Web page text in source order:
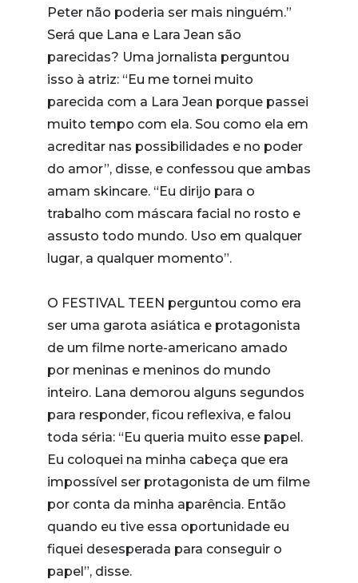
Peter não poderia ser mais ninguém.”
Será que Lana e Lara Jean são
parecidas? Uma jornalista perguntou
isso à atriz: “Eu me tornei muito
parecida com a Lara Jean porque passei
muito tempo com ela. Sou como ela em
acreditar nas possibilidades e no poder
do amor”, disse, e confessou que ambas
amam skincare. “Eu dirijo para o
trabalho com máscara facial no rosto e
assusto todo mundo. Uso em qualquer
lugar, a qualquer momento”.
O FESTIVAL TEEN perguntou como era
ser uma garota asiática e protagonista
de um filme norte-americano amado
por meninas e meninos do mundo
inteiro. Lana demorou alguns segundos
para responder, ficou reflexiva, e falou
toda séria: “Eu queria muito esse papel.
Eu coloquei na minha cabeça que era
impossível ser protagonista de um filme
por conta da minha aparência. Então
quando eu tive essa oportunidade eu
fiquei desesperada para conseguir o
papel”, disse.